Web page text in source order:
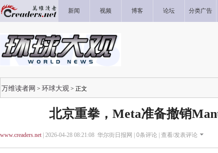
新闻 视频 博客 论坛 分类广告
万维读者网 > 环球大观 > 正文
北京重拳，Meta准备撤销
www.creaders.net| 2026-04-28 08:21:08 华尔街日报网 | 0条评论 | 查看/发表评论